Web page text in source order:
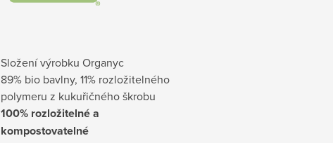
Složení výrobku Organyc
89% bio bavlny, 11% rozložitelného
polymeru z kukuřičného škrobu
100% rozložitelné a
kompostovatelné